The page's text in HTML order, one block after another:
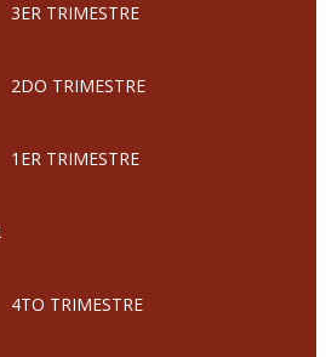
3ER TRIMESTRE
2DO TRIMESTRE
1ER TRIMESTRE
4TO TRIMESTRE